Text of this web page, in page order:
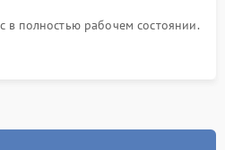
в полностью рабочем состоянии.